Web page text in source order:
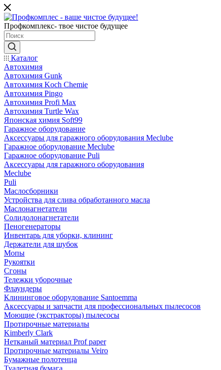
Профкомплекс- твое чистое будущее
Каталог
Автохимия
Автохимия Gunk
Автохимия Koch Chemie
Автохимия Pingo
Автохимия Profi Max
Автохимия Turtle Wax
Японская химия Soft99
Гаражное оборудование
Аксессуары для гаражного оборудования Meclube
Гаражное оборудование Meclube
Гаражное оборудование Puli
Аксессуары для гаражного оборудования
Meclube
Puli
Маслосборники
Устройства для слива обработанного масла
Маслонагнетатели
Солидолонагнетатели
Пеногенераторы
Инвентарь для уборки, клининг
Держатели для шубок
Мопы
Рукоятки
Сгоны
Тележки уборочные
Флаундеры
Клининговое оборудование Santoemma
Аксессуары и запчасти для профессиональных пылесосов
Моющие (экстракторы) пылесосы
Протирочные материалы
Kimberly Clark
Нетканый материал Prof paper
Протирочные материалы Veiro
Бумажные полотенца
Туалетная бумага